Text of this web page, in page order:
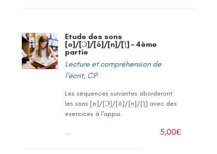
Etude des sons
[o]/[Ɔ]/[õ]/[n]/[ƪ] – 4ème
partie
Lecture et compréhension de
l'écrit, CP
Les séquences suivantes aborderont
les sons [o]/[Ɔ]/[õ]/[n]/[ƪ] avec des
exercices à l'appui.
... 5,00€